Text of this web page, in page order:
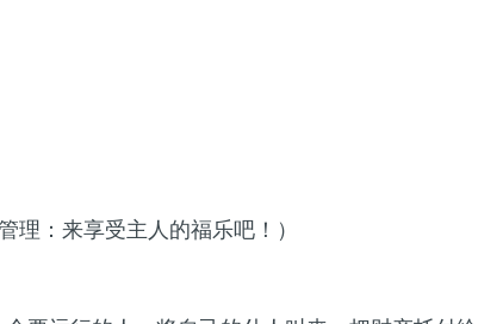
理：来享受主人的福乐吧！）